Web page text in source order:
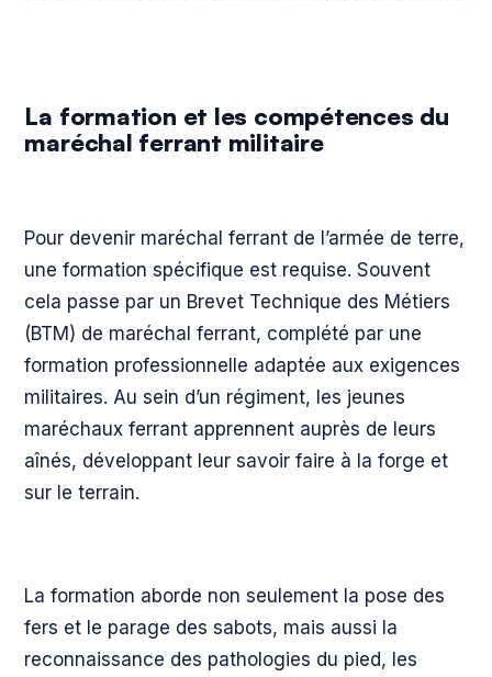
La formation et les compétences du
maréchal ferrant militaire
Pour devenir maréchal ferrant de l’armée de terre,
une formation spécifique est requise. Souvent
cela passe par un Brevet Technique des Métiers
(BTM) de maréchal ferrant, complété par une
formation professionnelle adaptée aux exigences
militaires. Au sein d’un régiment, les jeunes
maréchaux ferrant apprennent auprès de leurs
aînés, développant leur savoir faire à la forge et
sur le terrain.
La formation aborde non seulement la pose des
fers et le parage des sabots, mais aussi la
reconnaissance des pathologies du pied, les